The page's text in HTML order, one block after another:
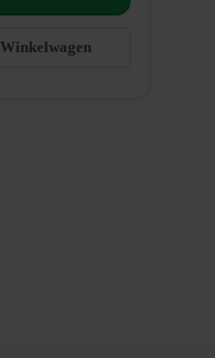
Winkelwagen